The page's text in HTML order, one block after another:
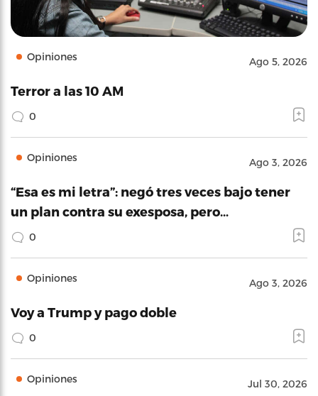
Opiniones Ago 5, 2026
Terror a las 10 AM
0
Opiniones Ago 3, 2026
“Esa es mi letra”: negó tres veces bajo tener
un plan contra su exesposa, pero…
0
Opiniones Ago 3, 2026
Voy a Trump y pago doble
0
Opiniones Jul 30, 2026